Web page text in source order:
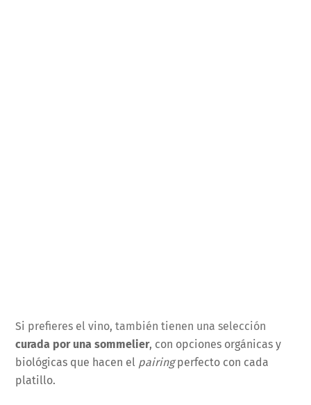
Si prefieres el vino, también tienen una selección
curada por una sommelier, con opciones orgánicas y
biológicas que hacen el pairingperfecto con cada
platillo.